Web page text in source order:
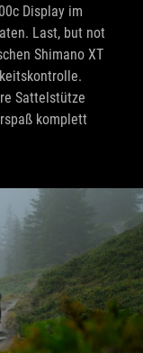
Display im
Last, but not
Shimano XT
Sattelstütze
komplett